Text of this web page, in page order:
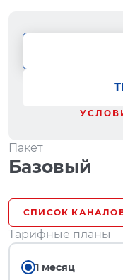
Пакет
Базовый
СПИСОК
Тарифные планы
1 месяц